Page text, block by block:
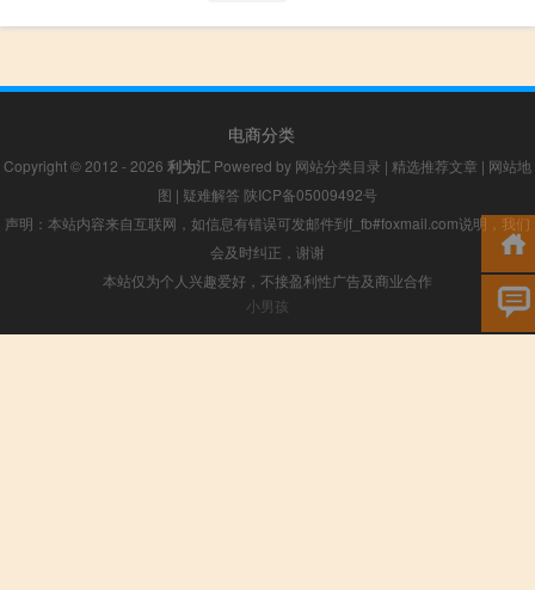
电商分类
Copyright © 2012 - 2026 利为汇 Powered by 网站分类目录 | 精选推荐文章 | 网站地
图 | 疑难解答 陕ICP备05009492号
声明：本站内容来自互联网，如信息有错误可发邮件到f_fb#foxmail.com说明，我们
会及时纠正，谢谢
本站仅为个人兴趣爱好，不接盈利性广告及商业合作
小男孩